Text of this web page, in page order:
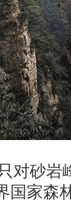
对砂岩
国家森